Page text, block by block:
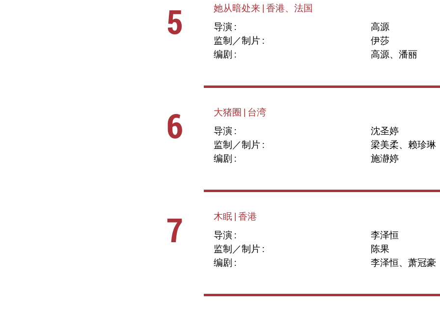
5
她从暗处来 | 香港、法国
导演 :
高源
监制／制片 :
伊莎
编剧 :
高源、潘丽
6
大猪圈 | 台湾
导演 :
沈圣婷
监制／制片 :
梁美柔、赖珍琳
编剧 :
施瀞婷
7
木眠 | 香港
导演 :
李泽恒
监制／制片 :
陈果
编剧 :
李泽恒、萧冠豪